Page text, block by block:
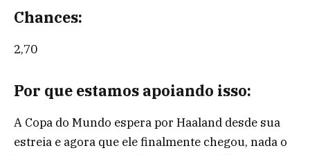
Chances:
2,70
Por que estamos apoiando isso:
A Copa do Mundo espera por Haaland desde sua
estreia e agora que ele finalmente chegou, nada o